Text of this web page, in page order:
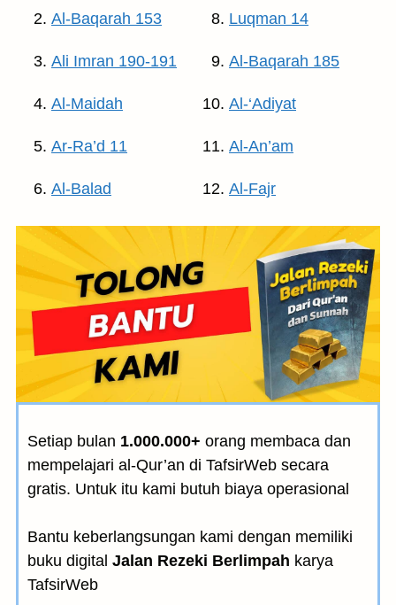
Al-Baqarah 153
Ali Imran 190-191
Al-Maidah
Ar-Ra’d 11
Al-Balad
Luqman 14
Al-Baqarah 185
Al-‘Adiyat
Al-An’am
Al-Fajr
Setiap bulan 1.000.000+ orang membaca dan
mempelajari al-Qur’an di TafsirWeb secara
gratis. Untuk itu kami butuh biaya operasional
Bantu keberlangsungan kami dengan memiliki
buku digital Jalan Rezeki Berlimpah karya
TafsirWeb